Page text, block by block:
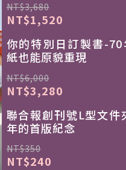
NT$3,680
NT$1,520
你的特別日訂製書-70
紙也能原貌重現
NT$6,000
NT$3,280
聯合報創刊號L型文件
年的首版紀念
NT$350
NT$240